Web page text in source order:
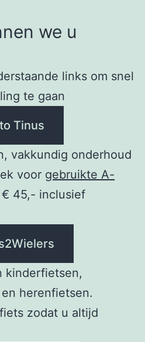
we u
links om snel
te gaan
Tinus
vakkundig onderhoud
voor gebruikte A-
45,- inclusief
kinderfietsen,
herenfietsen.
zodat u altijd